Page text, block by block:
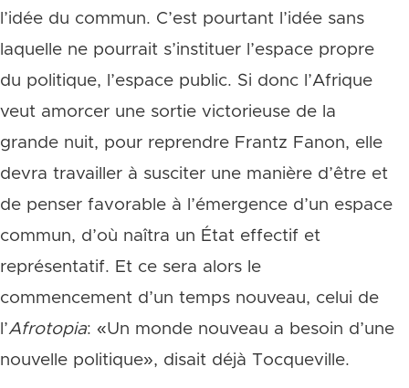
l’idée du commun. C’est pourtant l’idée sans
laquelle ne pourrait s’instituer l’espace propre
du politique, l’espace public. Si donc l’Afrique
veut amorcer une sortie victorieuse de la
grande nuit, pour reprendre Frantz Fanon, elle
devra travailler à susciter une manière d’être et
de penser favorable à l’émergence d’un espace
commun, d’où naîtra un État effectif et
représentatif. Et ce sera alors le
commencement d’un temps nouveau, celui de
l’Afrotopia: «Un monde nouveau a besoin d’une
nouvelle politique», disait déjà Tocqueville.